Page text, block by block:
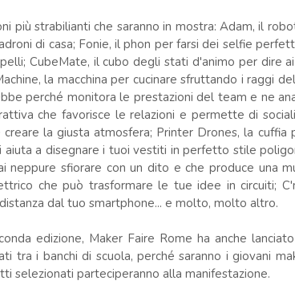
più strabilianti che saranno in mostra: Adam, il
di casa; Fonie, il phon per farsi dei selfie
CubeMate, il cubo degli stati d'animo per dire
la macchina per cucinare sfruttando i raggi
perché monitora le prestazioni del team e ne
che favorisce le relazioni e permette di
la giusta atmosfera; Printer Drones, la cuffia
aiuta a disegnare i tuoi vestiti in perfetto stile
neppure sfiorare con un dito e che produce una
che può trasformare le tue idee in circuiti;
dal tuo smartphone... e molto, molto altro.
edizione, Maker Faire Rome ha anche
tra i banchi di scuola, perché saranno i giovani
selezionati parteciperanno alla manifestazione.